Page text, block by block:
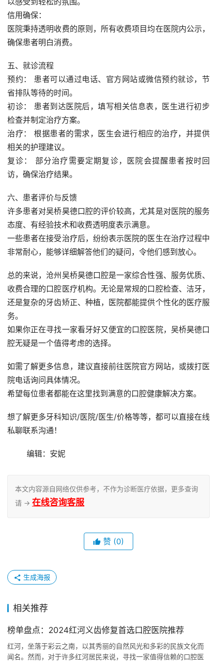
信用确保：
医院秉持透明收费的原则，所有收费项目均在医院内公示，
确保患者明白消费。
五、就诊流程
预约： 患者可以通过电话、官方网站或微信预约就诊，节
省排队等待的时间。
初诊： 患者到达医院后，填写相关信息表，医生进行初步
检查并制定治疗方案。
治疗： 根据患者的需求，医生会进行相应的治疗，并提供
相关的护理建议。
复诊： 部分治疗需要定期复诊，医院会提醒患者按时回
访，确保治疗结果。
六、患者评价与反馈
许多患者对吴桥昊德口腔的评价较高，尤其是对医院的服务
态度、有经验技术和收费透明度表示满意。
一些患者在接受治疗后，纷纷表示医院的医生在治疗过程中
非常耐心，能够详细解答他们的疑问，令他们感到放心。
总的来说，沧州吴桥昊德口腔是一家综合性强、服务优质、
收费合理的口腔医疗机构。无论是常规的口腔检查、洁牙，
还是复杂的牙齿矫正、种植，医院都能提供个性化的医疗服
务。
如果你正在寻找一家看牙好又便宜的口腔医院，吴桥昊德口
腔无疑是一个值得考虑的选择。
如需了解更多信息，建议直接前往医院官方网站，或拨打医
院电话询问具体情况。
希望每位患者都能在这里找到满意的口腔健康解决方案。
想了解更多牙科知识/医院/医生/价格等等，都可以直接在线
私聊联系沟通！
	编辑：安妮
本文内容源自网络仅供参考，不作为诊断医疗依据，更多查询
请 → 在线咨询客服
赞 (0)
生成海报
相关推荐
榜单盘点：2024红河义齿修复首选口腔医院推荐
红河，坐落于彩云之南，以其秀丽的自然风光和多彩的民族文化而
闻名。然而，对于许多红河居民来说，寻找一家值得信赖的口腔医